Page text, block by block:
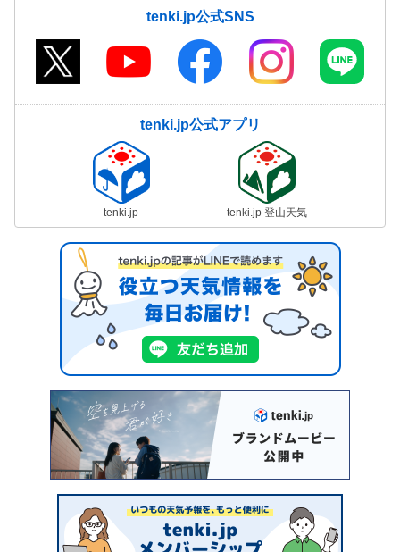
tenki.jp公式SNS
tenki.jp公式アプリ
tenki.jp tenki.jp 登山天気